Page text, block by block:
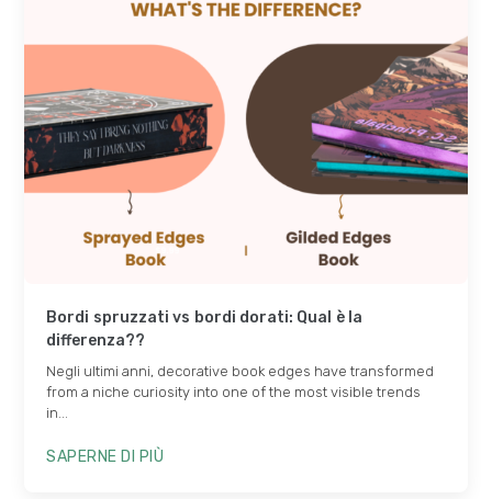
Bordi spruzzati vs bordi dorati: Qual è la
differenza??
Negli ultimi anni, decorative book edges have transformed
from a niche curiosity into one of the most visible trends
in..
SAPERNE DI PIÙ